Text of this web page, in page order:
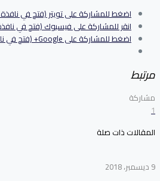
اضغط للمشاركة على تويتر (فتح في
انقر للمشاركة على فيسبوك (فتح في
اضغط للمشاركة على Google+ (فتح في نافذة جديدة)
مرتبط
مشاركة
1
المقالات ذات صلة
9 ديسمبر، 2018